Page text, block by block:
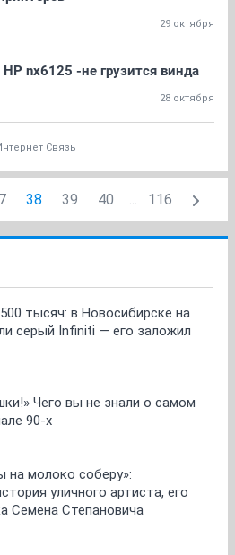
29 октября
nx6125 -не грузится винда
28 октября
Связь
38 39 40 ... 116
тысяч: в Новосибирске на
серый Infiniti — его заложил
Чего вы не знали о самом
90-х
на молоко соберу»:
уличного артиста, его
Семена Степановича